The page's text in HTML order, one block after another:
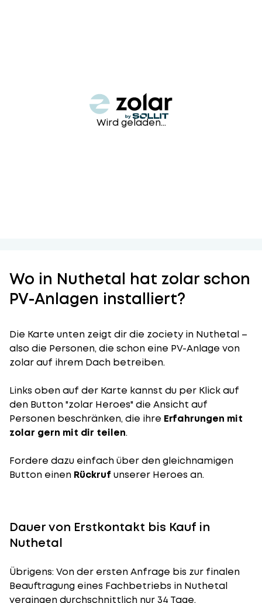
Wird geladen...
Wo in Nuthetal hat zolar schon
PV-Anlagen installiert?
Die Karte unten zeigt dir die zociety in Nuthetal –
also die Personen, die schon eine PV-Anlage von
zolar auf ihrem Dach betreiben.
Links oben auf der Karte kannst du per Klick auf
den Button "zolar Heroes" die Ansicht auf
Personen beschränken, die ihre Erfahrungen mit
zolar gern mit dir teilen.
Fordere dazu einfach über den gleichnamigen
Button einen Rückruf unserer Heroes an.
Dauer von Erstkontakt bis Kauf in
Nuthetal
Übrigens: Von der ersten Anfrage bis zur finalen
Beauftragung eines Fachbetriebs in Nuthetal
vergingen durchschnittlich nur 34 Tage.